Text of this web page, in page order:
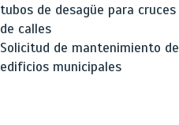
tubos de desagüe para cruces
de calles
Solicitud de mantenimiento de
edificios municipales